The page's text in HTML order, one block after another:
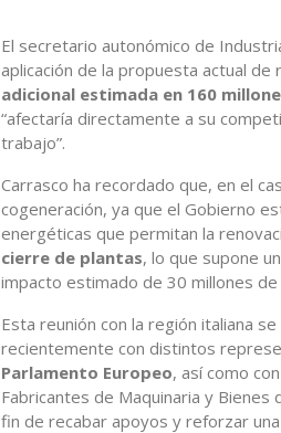
El secretario autonómico de
aplicación de la propuesta actual
adicional estimada en 160
“afectaría directamente a su
trabajo”.
Carrasco ha recordado que, en el
cogeneración, ya que el Gobierno
energéticas que permitan la
cierre de plantas, lo que supone
impacto estimado de 30 millones de
Esta reunión con la región italiana
recientemente con distintos
Parlamento Europeo, así como
Fabricantes de Maquinaria y Bienes
fin de recabar apoyos y reforzar